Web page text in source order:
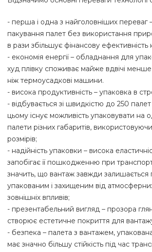
- перша і одна з найголовніших переваг
пакування палет без використання
в рази збільшує фінансову ефективність
- економія енергії – обладнання для
худ плівку споживає майже вдвічі менше
ніж термоусадкові машини.
- висока продуктивність – упаковка в
- відбувається зі швидкістю до 250
цьому існує можливість упаковувати на
палети різних габаритів,
розмірів;
- надійність упаковки – висока
запобігає її пошкодженню при
значить, що вантаж завжди залишається
упакованим і захищеним від
зовнішніх впливів;
- презентабельний вигляд – прозора
створює естетичне покриття для
- безпека – палета з вантажем,
має значно більшу стійкість під час